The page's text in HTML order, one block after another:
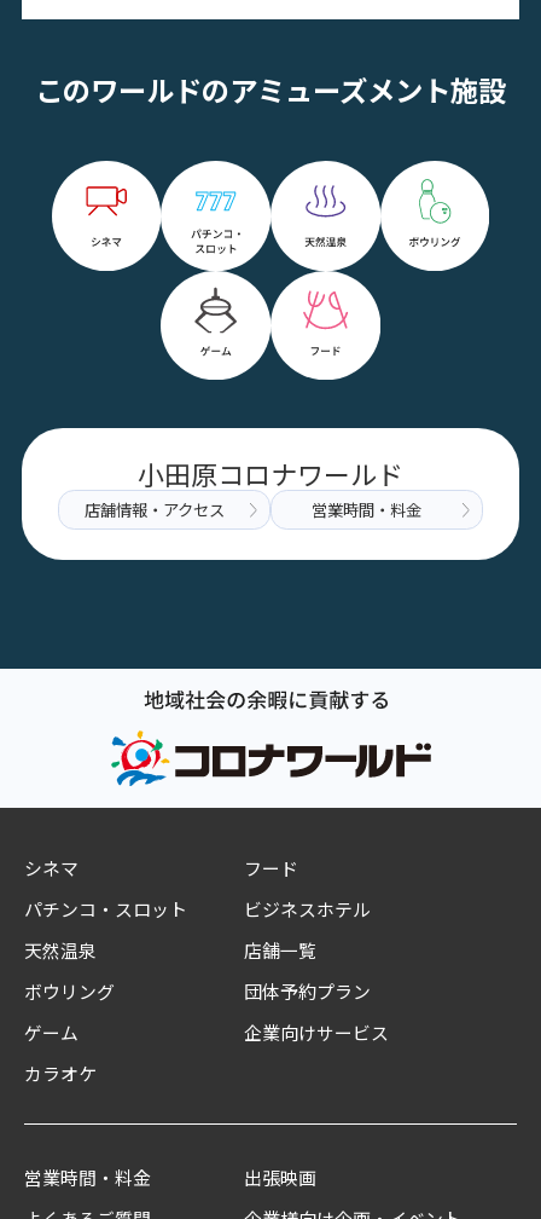
このワールドのアミューズメント施設
小田原コロナワールド
店舗情報・アクセス 営業時間・料金
シネマ
パチンコ・スロット
天然温泉
ボウリング
ゲーム
カラオケ
フード
ビジネスホテル
店舗一覧
団体予約プラン
企業向けサービス
営業時間・料金
出張映画